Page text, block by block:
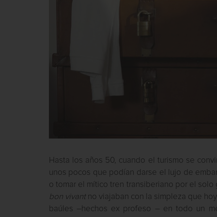
Hasta los años 50, cuando el turismo se
unos pocos que podían darse el lujo de
o tomar el mítico tren transiberiano por el
bon vivantno viajaban con la simpleza que
baúles –hechos ex profeso – en todo un